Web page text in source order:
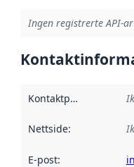
Ingen registrerte API-
Kontaktpunkt
Nettside:
E-post: